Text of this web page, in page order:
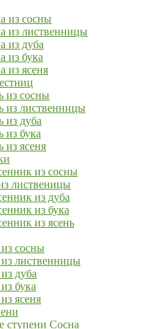
из сосны
из лиственницы
из дуба
из бука
из ясеня
из сосны
из лиственницы
из дуба
из бука
из ясеня
из сосны
лиственицы
из дуба
из бука
из ясень
сосны
лиственницы
дуба
бука
ясеня
ступени Сосна